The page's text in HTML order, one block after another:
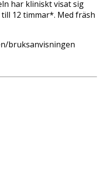
har kliniskt visat sig
12 timmar*. Med fräsh
bruksanvisningen